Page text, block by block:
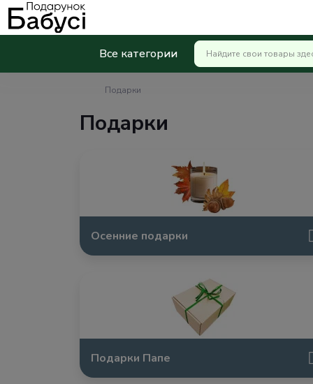
Все категории
Подарки
Подарки
Осенние подарки
Подарки Папе